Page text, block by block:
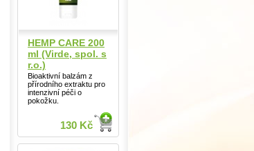
HEMP CARE 200
ml (Virde, spol. s
r.o.)
Bioaktivní balzám z
přírodního extraktu pro
intenzivní péči o
pokožku.
130 Kč